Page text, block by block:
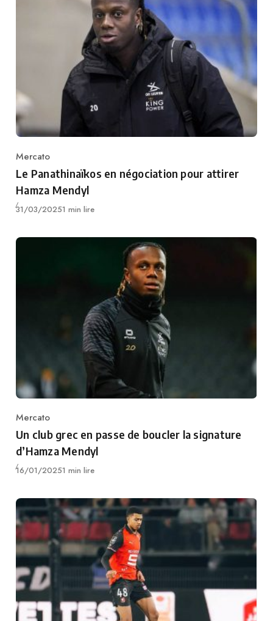
Category
Mercato
Le Panathinaïkos en négociation pour attirer
Hamza Mendyl
Publié
31/03/20251 min lire
Category
Mercato
Un club grec en passe de boucler la signature
d’Hamza Mendyl
Publié
16/01/20251 min lire